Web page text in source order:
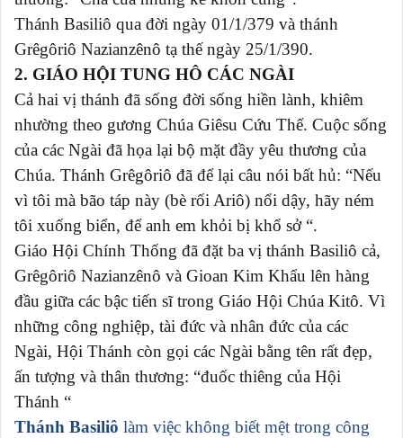
Thánh Basiliô qua đời ngày 01/1/379 và thánh
Grêgôriô Nazianzênô tạ thế ngày 25/1/390.
2. GIÁO HỘI TUNG HÔ CÁC NGÀI
Cả hai vị thánh đã sống đời sống hiền lành, khiêm
nhường theo gương Chúa Giêsu Cứu Thế. Cuộc sống
của các Ngài đã họa lại bộ mặt đầy yêu thương của
Chúa. Thánh Grêgôriô đã để lại câu nói bất hủ: “Nếu
vì tôi mà bão táp này (bè rối Ariô) nổi dậy, hãy ném
tôi xuống biển, để anh em khỏi bị khổ sở “.
Giáo Hội Chính Thống đã đặt ba vị thánh Basiliô cả,
Grêgôriô Nazianzênô và Gioan Kim Khẩu lên hàng
đầu giữa các bậc tiến sĩ trong Giáo Hội Chúa Kitô. Vì
những công nghiệp, tài đức và nhân đức của các
Ngài, Hội Thánh còn gọi các Ngài bằng tên rất đẹp,
ấn tượng và thân thương: “đuốc thiêng của Hội
Thánh “
Thánh Basiliô làm việc không biết mệt trong công